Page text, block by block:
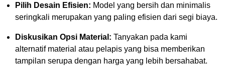
Pilih Desain Efisien: Model yang bersih dan minimalis
seringkali merupakan yang paling efisien dari segi biaya.
Diskusikan Opsi Material: Tanyakan pada kami
alternatif material atau pelapis yang bisa memberikan
tampilan serupa dengan harga yang lebih bersahabat.